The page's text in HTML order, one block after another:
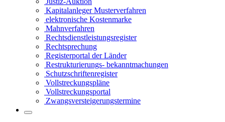
Kapitalanleger Musterverfahren
elektronische Kostenmarke
Mahnverfahren
Rechtsdienstleistungs­register
Rechtsprechung
Registerportal der Länder
Restrukturierungs- bekanntmachungen
Schutzschriftenregister
Vollstreckungspläne
Vollstreckungsportal
Zwangsversteigerungstermine